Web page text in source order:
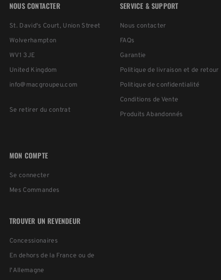
NOUS CONTACTER
St. David's Court, Union Street
Wolverhampton
WV1 3JE
United Kingdom
info@macgroupeu.com
Se retirer du contrat
SERVICE & SUPPORT
Nous contacter
FAQs
Garantie
Politique de livraison et de retour
Politique de confidentialité
Conditions de Vente
Produits Abandonnés
MON COMPTE
Se connecter
Mes Commandes
TROUVER UN REVENDEUR
Concessionaires
En dehors de la France ou de
l'Allemagne